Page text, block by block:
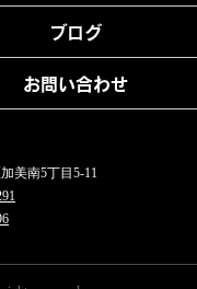
ブログ
お問い合わせ
美南5丁目5-11